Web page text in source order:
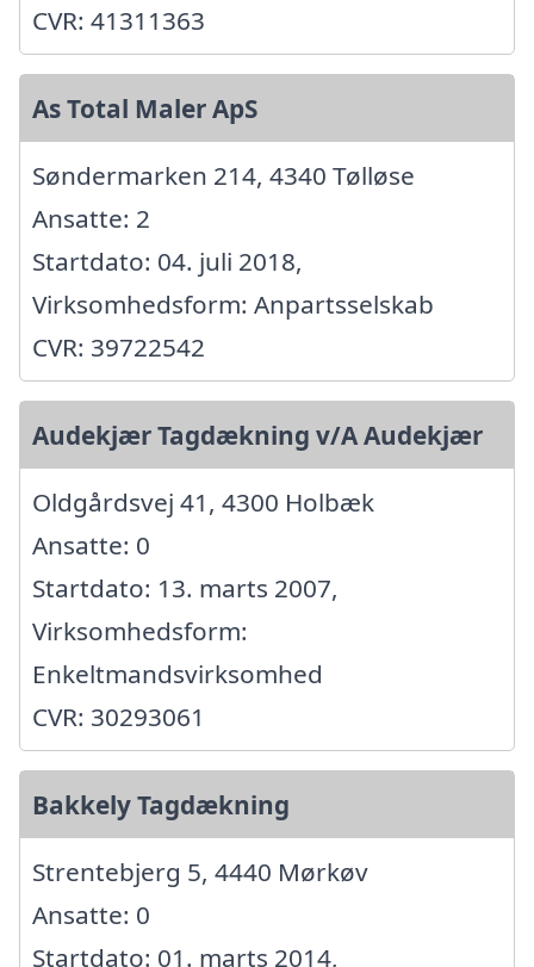
CVR: 41311363
As Total Maler ApS
Søndermarken 214, 4340 Tølløse
Ansatte: 2
Startdato: 04. juli 2018,
Virksomhedsform: Anpartsselskab
CVR: 39722542
Audekjær Tagdækning v/A Audekjær
Oldgårdsvej 41, 4300 Holbæk
Ansatte: 0
Startdato: 13. marts 2007,
Virksomhedsform:
Enkeltmandsvirksomhed
CVR: 30293061
Bakkely Tagdækning
Strentebjerg 5, 4440 Mørkøv
Ansatte: 0
Startdato: 01. marts 2014,